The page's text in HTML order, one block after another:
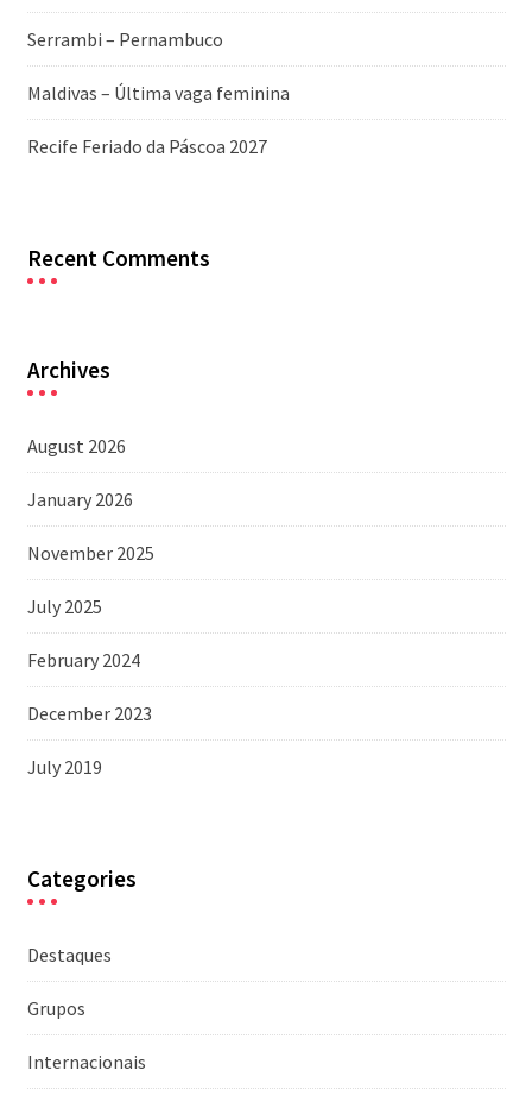
Serrambi – Pernambuco
Maldivas – Última vaga feminina
Recife Feriado da Páscoa 2027
Recent Comments
Archives
August 2026
January 2026
November 2025
July 2025
February 2024
December 2023
July 2019
Categories
Destaques
Grupos
Internacionais